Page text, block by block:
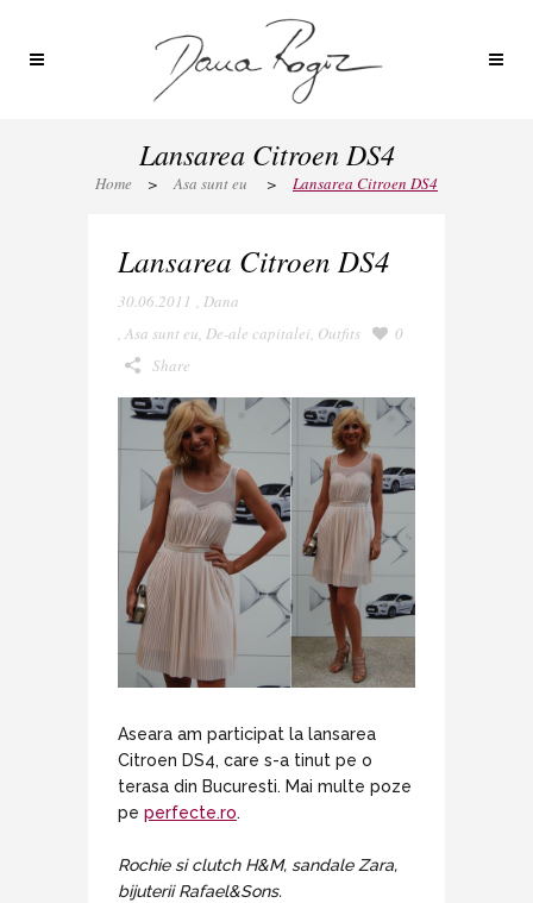
Lansarea Citroen DS4
Home > Asa sunt eu > Lansarea Citroen DS4
Lansarea Citroen DS4
30.06.2011 , Dana
, Asa sunt eu, De-ale capitalei, Outfits
0
Share
Aseara am participat la lansarea
Citroen DS4, care s-a tinut pe o
terasa din Bucuresti. Mai multe poze
pe perfecte.ro.
Rochie si clutch H&M, sandale Zara,
bijuterii Rafael&Sons.